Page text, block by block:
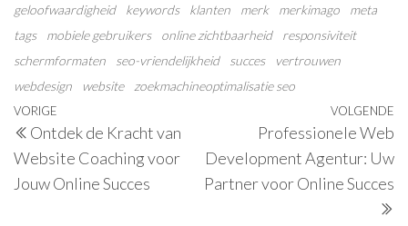
geloofwaardigheid
keywords klanten merk merkimago
meta
tags
mobiele gebruikers online zichtbaarheid
responsiviteit
schermformaten
seo-vriendelijkheid succes
vertrouwen
webdesign
website zoekmachineoptimalisatie seo
Berichtnavigatie
Vorig
bericht
VORIGE
Ontdek de Kracht van
Website Coaching voor
Jouw Online Succes
VOLGENDE
Professionele Web
Development Agentur: Uw
Partner voor Online Succes